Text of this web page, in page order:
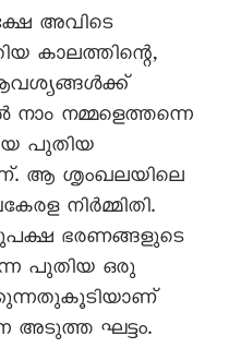
അവിടെ
കാലത്തിന്റെ,
നമ്മളെത്തന്നെ
പുതിയ
ആ ശൃംഖലയിലെ
നിർമ്മിതി.
ഭരണങ്ങളുടെ
പുതിയ ഒരു
അടുത്ത ഘട്ടം.